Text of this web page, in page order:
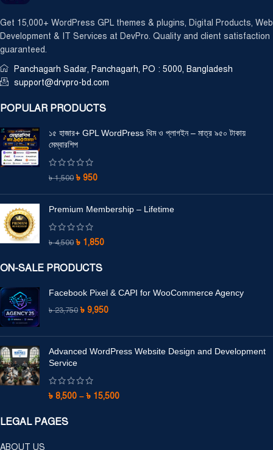
Get 15,000+ WordPress GPL themes & plugins, Digital Products, Web
Development & IT Services at DevPro. Quality and client satisfaction
guaranteed.
Panchagarh Sadar, Panchagarh, PO : 5000, Bangladesh
support@drvpro-bd.com
POPULAR PRODUCTS
১৫ হাজার+ GPL WordPress থিম ও প্লাগইন – মাত্র ৯৫০ টাকায়
মেম্বারশিপ
৳1,500 ৳ 950
Premium Membership – Lifetime
৳4,500 ৳ 1,850
ON-SALE PRODUCTS
Facebook Pixel & CAPI for WooCommerce Agency
৳23,750 ৳ 9,950
Advanced WordPress Website Design and Development
Service
৳ 8,500 – ৳ 15,500
LEGAL PAGES
ABOUT US